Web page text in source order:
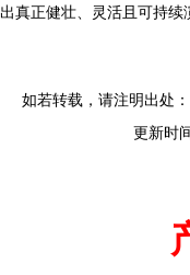
出真正健壮、灵活且可持续
如若转载，请注明出处
更新时